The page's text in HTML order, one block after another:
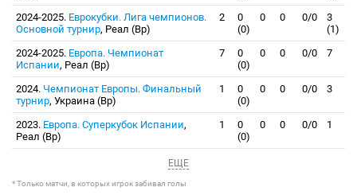
2024-2025. Еврокубки. Лига чемпионов.
Основной турнир, Реал (Вр)
2
0
(0)
0 0 0/0
3
(1)
2024-2025. Европа. Чемпионат
Испании, Реал (Вр)
7
0
(0)
0 0 0/0 7
2024. Чемпионат Европы. Финальный
турнир, Украина (Вр)
1
0
(0)
0 0 0/0 3
2023. Европа. Суперкубок Испании,
Реал (Вр)
1
0
(0)
0 0 0/0 1
ЕЩЕ
* Только матчи, в которых игрок забивал голы